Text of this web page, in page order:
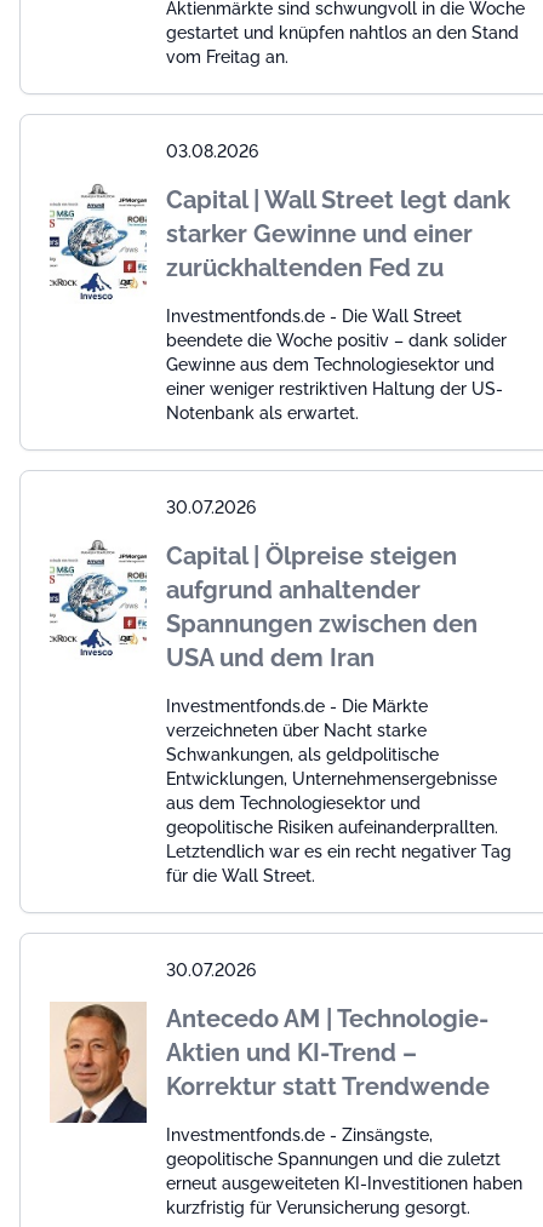
Aktienmärkte sind schwungvoll in die Woche
gestartet und knüpfen nahtlos an den Stand
vom Freitag an.
03.08.2026
Capital | Wall Street legt dank
starker Gewinne und einer
zurückhaltenden Fed zu
Investmentfonds.de - Die Wall Street
beendete die Woche positiv – dank solider
Gewinne aus dem Technologiesektor und
einer weniger restriktiven Haltung der US-
Notenbank als erwartet.
30.07.2026
Capital | Ölpreise steigen
aufgrund anhaltender
Spannungen zwischen den
USA und dem Iran
Investmentfonds.de - Die Märkte
verzeichneten über Nacht starke
Schwankungen, als geldpolitische
Entwicklungen, Unternehmensergebnisse
aus dem Technologiesektor und
geopolitische Risiken aufeinanderprallten.
Letztendlich war es ein recht negativer Tag
für die Wall Street.
30.07.2026
Antecedo AM | Technologie-
Aktien und KI-Trend –
Korrektur statt Trendwende
Investmentfonds.de - Zinsängste,
geopolitische Spannungen und die zuletzt
erneut ausgeweiteten KI-Investitionen haben
kurzfristig für Verunsicherung gesorgt.